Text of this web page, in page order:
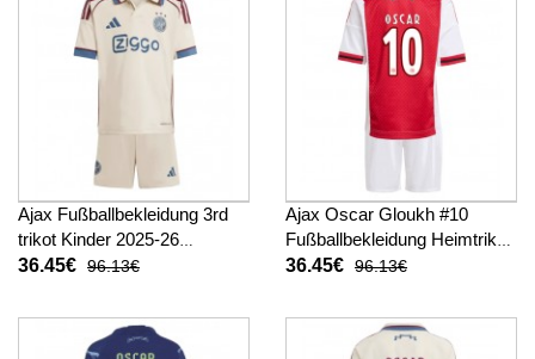
Ajax Fußballbekleidung 3rd
trikot Kinder 2025-26
Kurzarm (+ kurze hosen)
36.45€ 96.13€
Ajax Oscar Gloukh #10
Fußballbekleidung Heimtrikot
Kinder 2025-26 Kurzarm (+
36.45€ 96.13€